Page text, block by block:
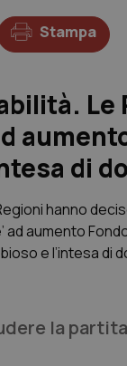
Stampa
Le
di
la